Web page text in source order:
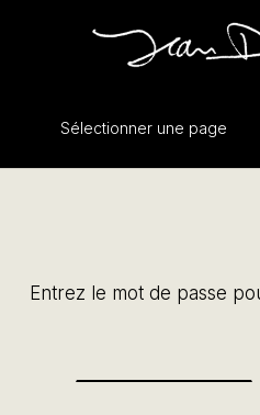
Sélectionner une page
Entrez le mot de passe